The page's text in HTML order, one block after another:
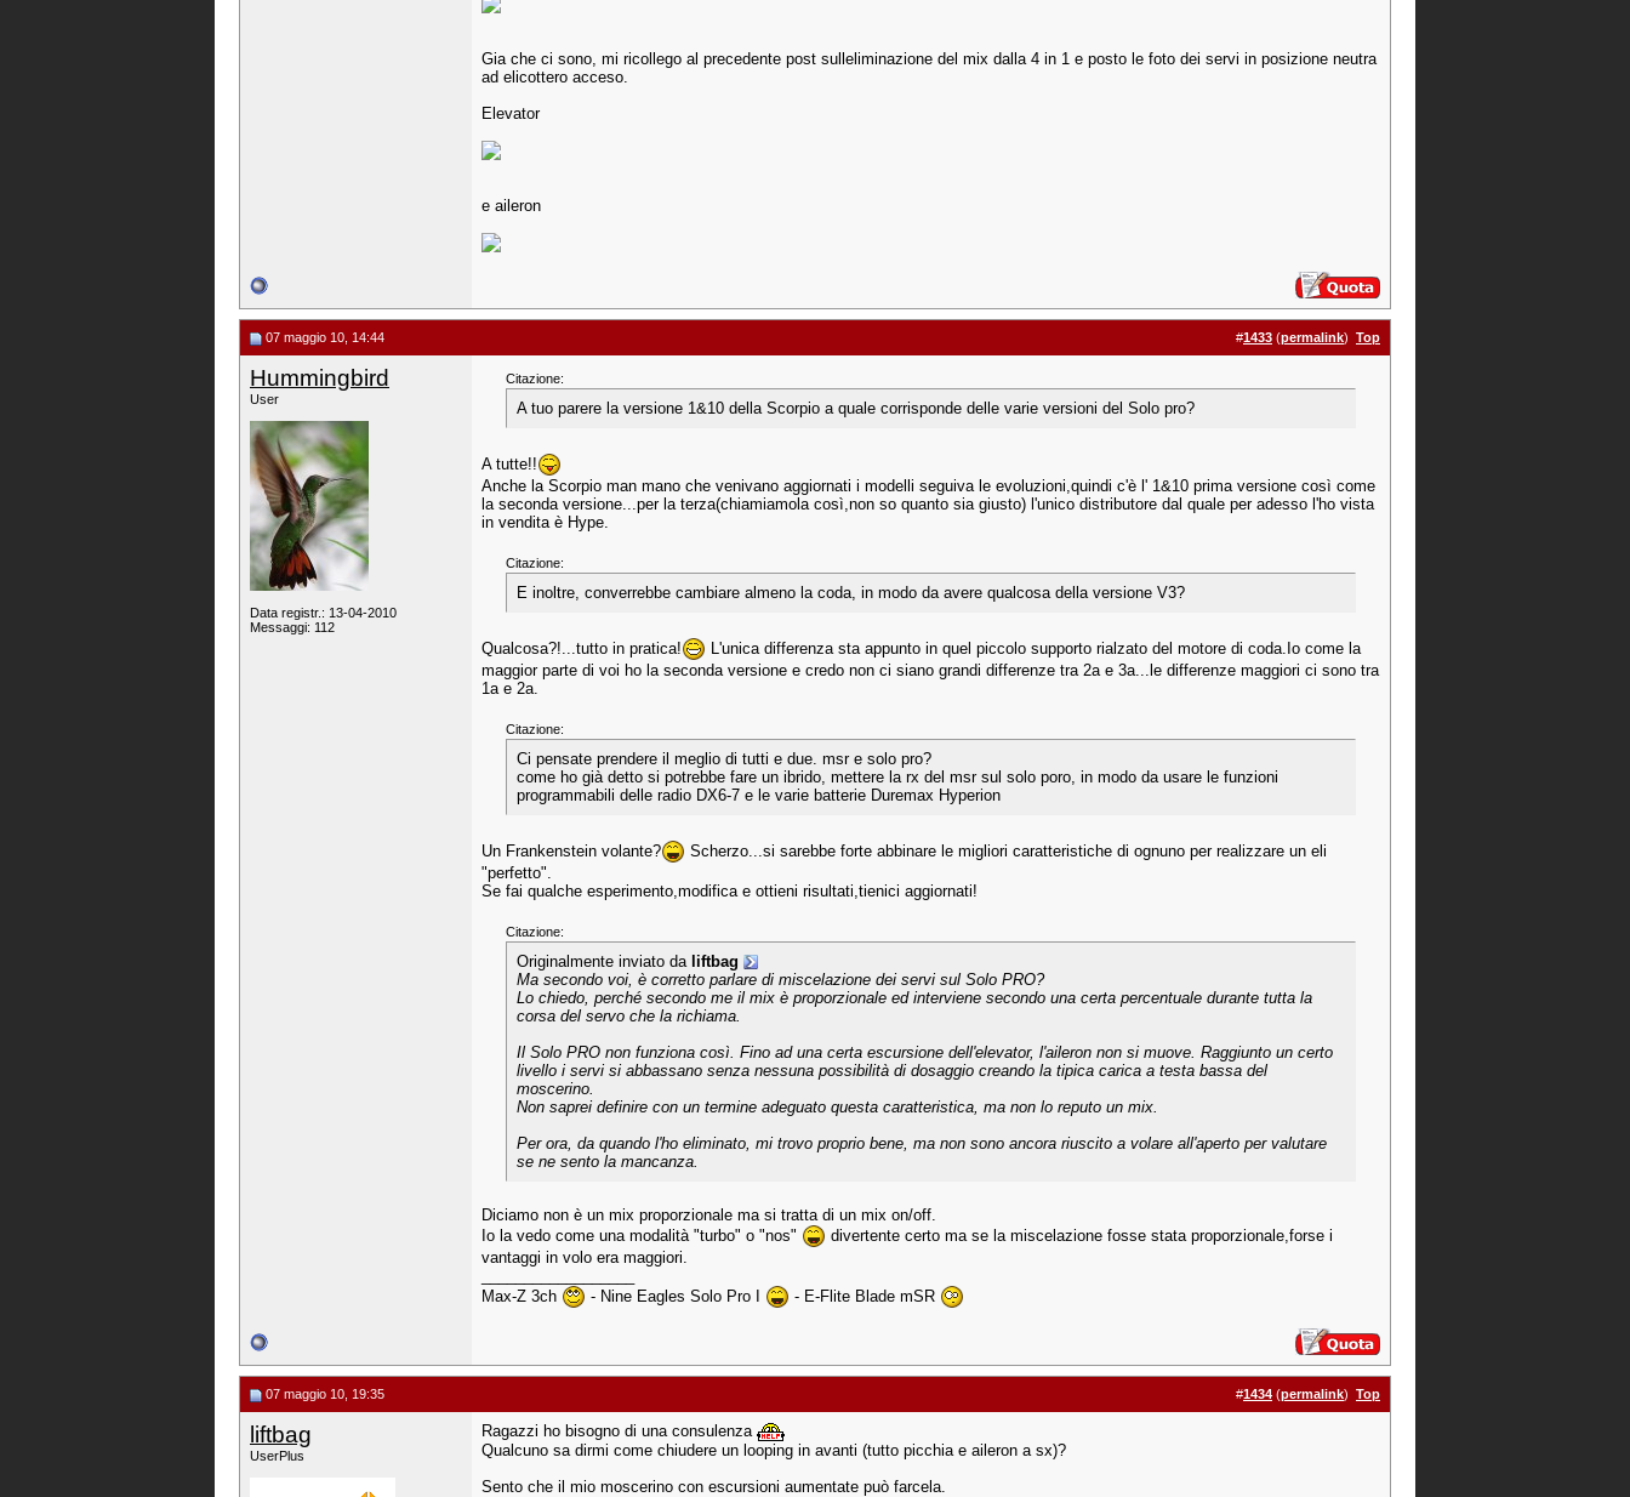
Gia che ci sono, mi ricollego al precedente post sulleliminazione del mix dalla 4 in 1 e posto le foto dei servi in posizione neutra
ad elicottero acceso.
Elevator
e aileron
07 maggio 10, 14:44 #1433 (permalink) Top
Hummingbird
User
Data registr.: 13-04-2010
Messaggi: 112
Citazione:
A tuo parere la versione 1&10 della Scorpio a quale corrisponde delle varie versioni del Solo pro?
A tutte!!
Anche la Scorpio man mano che venivano aggiornati i modelli seguiva le evoluzioni,quindi c'è l' 1&10 prima versione così come
la seconda versione...per la terza(chiamiamola così,non so quanto sia giusto) l'unico distributore dal quale per adesso l'ho vista
in vendita è Hype.
Citazione:
E inoltre, converrebbe cambiare almeno la coda, in modo da avere qualcosa della versione V3?
Qualcosa?!...tutto in pratica!
L'unica differenza sta appunto in quel piccolo supporto rialzato del motore di coda.Io come la
maggior parte di voi ho la seconda versione e credo non ci siano grandi differenze tra 2a e 3a...le differenze maggiori ci sono tra
1a e 2a.
Citazione:
Ci pensate prendere il meglio di tutti e due. msr e solo pro?
come ho già detto si potrebbe fare un ibrido, mettere la rx del msr sul solo poro, in modo da usare le funzioni
programmabili delle radio DX6-7 e le varie batterie Duremax Hyperion
Un Frankenstein volante?
Scherzo...si sarebbe forte abbinare le migliori caratteristiche di ognuno per realizzare un eli
"perfetto".
Se fai qualche esperimento,modifica e ottieni risultati,tienici aggiornati!
Citazione:
Originalmente inviato da liftbag
Ma secondo voi, è corretto parlare di miscelazione dei servi sul Solo PRO?
Lo chiedo, perché secondo me il mix è proporzionale ed interviene secondo una certa percentuale durante tutta la
corsa del servo che la richiama.
Il Solo PRO non funziona così. Fino ad una certa escursione dell'elevator, l'aileron non si muove. Raggiunto un certo
livello i servi si abbassano senza nessuna possibilità di dosaggio creando la tipica carica a testa bassa del
moscerino.
Non saprei definire con un termine adeguato questa caratteristica, ma non lo reputo un mix.
Per ora, da quando l'ho eliminato, mi trovo proprio bene, ma non sono ancora riuscito a volare all'aperto per valutare
se ne sento la mancanza.
Diciamo non è un mix proporzionale ma si tratta di un mix on/off.
Io la vedo come una modalità "turbo" o "nos"
divertente certo ma se la miscelazione fosse stata proporzionale,forse i
vantaggi in volo era maggiori.
Max-Z 3ch
- Nine Eagles Solo Pro I - E-Flite Blade mSR
07 maggio 10, 19:35 #1434 (permalink) Top
liftbag
UserPlus
Ragazzi ho bisogno di una consulenza
Qualcuno sa dirmi come chiudere un looping in avanti (tutto picchia e aileron a sx)?
Sento che il mio moscerino con escursioni aumentate può farcela.